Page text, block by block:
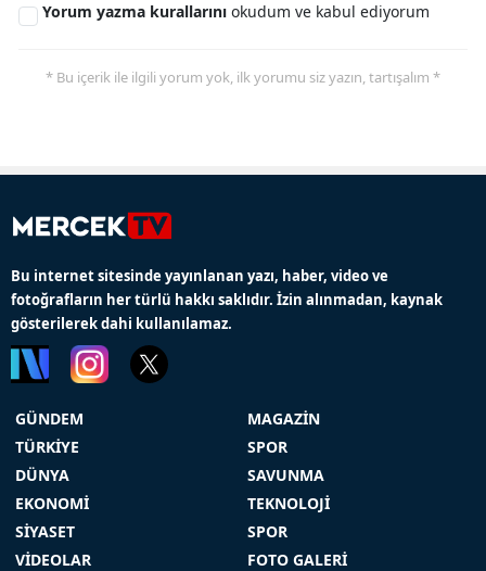
Yorum yazma kurallarını okudum ve kabul ediyorum
* Bu içerik ile ilgili yorum yok, ilk yorumu siz yazın, tartışalım *
Bu internet sitesinde yayınlanan yazı, haber, video ve
fotoğrafların her türlü hakkı saklıdır. İzin alınmadan, kaynak
gösterilerek dahi kullanılamaz.
GÜNDEM
TÜRKİYE
DÜNYA
EKONOMİ
SİYASET
VİDEOLAR
MAGAZİN
SPOR
SAVUNMA
TEKNOLOJİ
SPOR
FOTO GALERİ